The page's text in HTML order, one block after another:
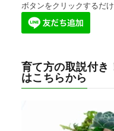
ボタンをクリックするだ
育て方の取説付き
はこちらから